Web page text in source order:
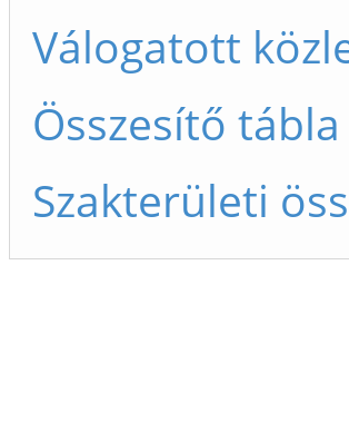
Válogatott
Összesítő tábla
Szakterületi